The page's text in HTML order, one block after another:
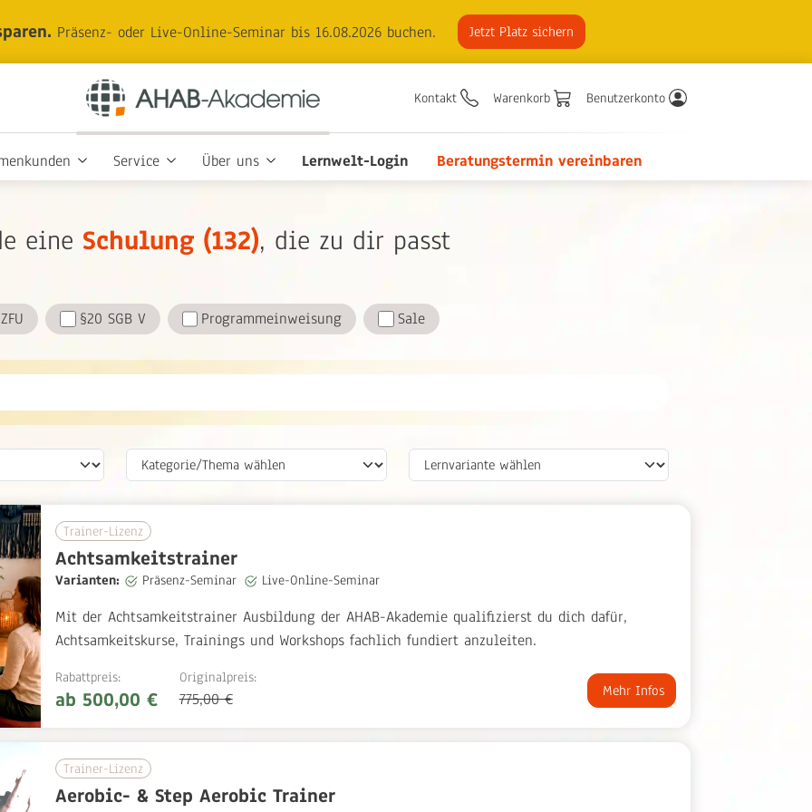
Präsenz- oder Live-Online-Seminar bis 16.08.2026 buchen. Jetzt Platz sichern
Kontakt Warenkorb Benutzerkonto
Service Über uns Lernwelt-Login Beratungstermin vereinbaren
eine Schulung (132), die zu dir passt
ZFU §20 SGB V Programmeinweisung Sale
Trainer-Lizenz
Achtsamkeitstrainer
Varianten: Präsenz-Seminar Live-Online-Seminar
Mit der Achtsamkeitstrainer Ausbildung der AHAB-Akademie qualifizierst du dich dafür,
Achtsamkeitskurse, Trainings und Workshops fachlich fundiert anzuleiten.
Rabattpreis:
ab 500,00 €
Originalpreis:
775,00 € Mehr Infos
Trainer-Lizenz
Aerobic- & Step Aerobic Trainer